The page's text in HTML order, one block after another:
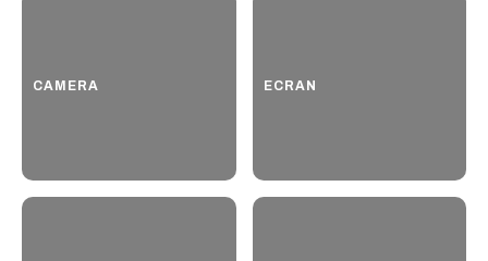
CAMERA ECRAN